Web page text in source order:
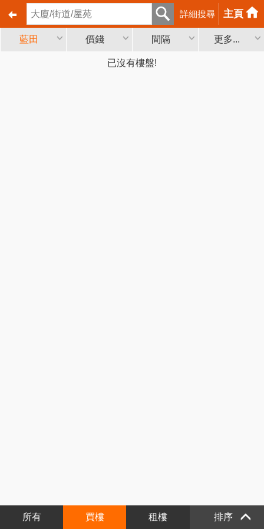
詳細搜尋 主頁
藍田 價錢 間隔 更多...
已沒有樓盤!
所有 買樓 租樓 排序